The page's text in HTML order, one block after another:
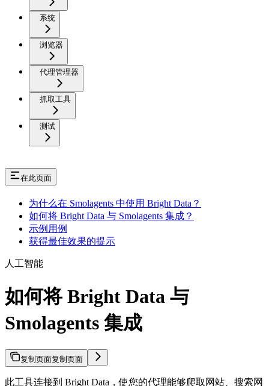
系统
浏览器
代理管理器
抓取工具
测试
在此页面
为什么在 Smolagents 中使用 Bright Data？
如何将 Bright Data 与 Smolagents 集成？
示例用例
获得最佳效果的提示
人工智能
如何将 Bright Data 与
Smolagents 集成
复制页面复制页面
此工具连接到 Bright Data，使您的代理能够爬取网站、搜索网